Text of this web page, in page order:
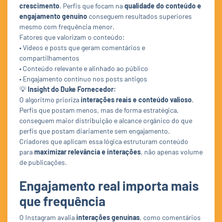
crescimento. Perfis que focam naqualidade do conteúdo e
engajamento genuíno conseguem resultados superiores
mesmo com frequência menor.
Fatores que valorizam o conteúdo:
• Vídeos e posts que geram comentários e
compartilhamentos
• Conteúdo relevante e alinhado ao público
• Engajamento contínuo nos posts antigos
💡Insight do Duke Fornecedor:
O algoritmo priorizainterações reais e conteúdo valioso.
Perfis que postam menos, mas de forma estratégica,
conseguem maior distribuição e alcance orgânico do que
perfis que postam diariamente sem engajamento.
Criadores que aplicam essa lógica estruturam conteúdo
paramaximizar relevância e interações, não apenas volume
de publicações.
Engajamento real importa mais
que frequência
O Instagram avaliainterações genuínas, como comentários